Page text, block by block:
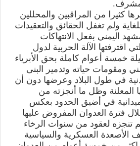
كثيرا من المراقبين والمحللين
ولم تغفل الحقائق والتعقيدات
اليمني بفعل الانتهاكات
اقترفتها الآلة الحربية لدول
خمسة أعوام كاملة بحق الأبرياء
ومقومات حياته وتدمير البنى
في طول البلاد وعرضها دون أن
المعلنة وظل ما أنجزته من
في أضيق الحدود بعكس
فترة العدوان المفروض عليها
تنجزه لعقود من سنوات الرخاء
الأصعدة العسكرية والسياسية